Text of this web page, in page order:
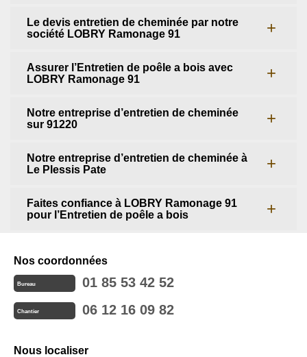
Le devis entretien de cheminée par notre
société LOBRY Ramonage 91
Assurer l’Entretien de poêle a bois avec
LOBRY Ramonage 91
Notre entreprise d’entretien de cheminée
sur 91220
Notre entreprise d’entretien de cheminée à
Le Plessis Pate
Faites confiance à LOBRY Ramonage 91
pour l’Entretien de poêle a bois
Nos coordonnées
Bureau 01 85 53 42 52
Chantier 06 12 16 09 82
Nous localiser